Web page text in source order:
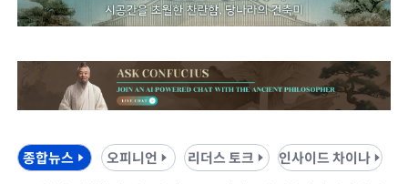
종합뉴스 오피니언 리더스 토크
인사이드 차이나